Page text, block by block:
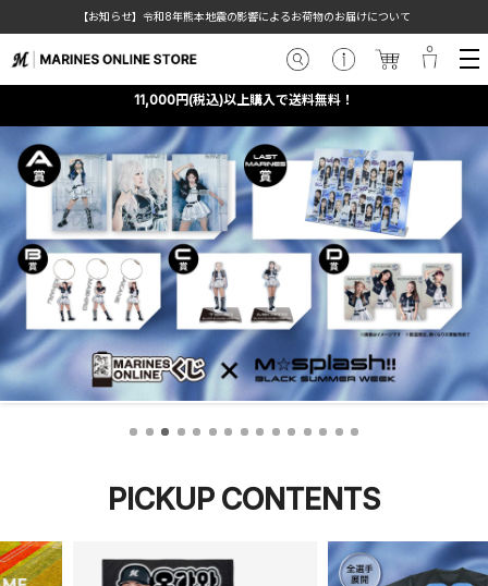
【お知らせ】令和8年熊本地震の影響によるお荷物のお届けについて
11,000円(税込)以上購入で送料無料！
PICKUP CONTENTS